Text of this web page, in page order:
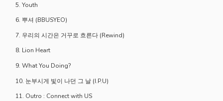
5. Youth
6. 뿌셔 (BBUSYEO)
7. 우리의 시간은 거꾸로 흐른다 (Rewind)
8. Lion Heart
9. What You Doing?
10. 눈부시게 빛이 나던 그 날 (I.P.U)
11. Outro : Connect with US